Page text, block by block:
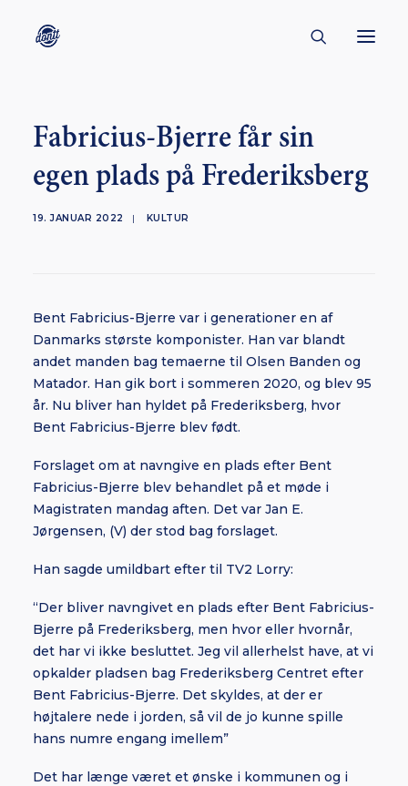
CONTACT
ENGLISH
CREATORS
BORNHOLM
SUBSCRIBE
Fabricius-Bjerre får sin
egen plads på Frederiksberg
19. JANUAR 2022 | KULTUR
Bent Fabricius-Bjerre var i generationer en af
Danmarks største komponister. Han var blandt
andet manden bag temaerne til Olsen Banden og
Matador. Han gik bort i sommeren 2020, og blev 95
år. Nu bliver han hyldet på Frederiksberg, hvor
Bent Fabricius-Bjerre blev født.
Forslaget om at navngive en plads efter Bent
Fabricius-Bjerre blev behandlet på et møde i
Magistraten mandag aften. Det var Jan E.
Jørgensen, (V) der stod bag forslaget.
Han sagde umildbart efter til TV2 Lorry:
“Der bliver navngivet en plads efter Bent Fabricius-
Bjerre på Frederiksberg, men hvor eller hvornår,
det har vi ikke besluttet. Jeg vil allerhelst have, at vi
opkalder pladsen bag Frederiksberg Centret efter
Bent Fabricius-Bjerre. Det skyldes, at der er
højtalere nede i jorden, så vil de jo kunne spille
hans numre engang imellem”
Det har længe været et ønske i kommunen og i